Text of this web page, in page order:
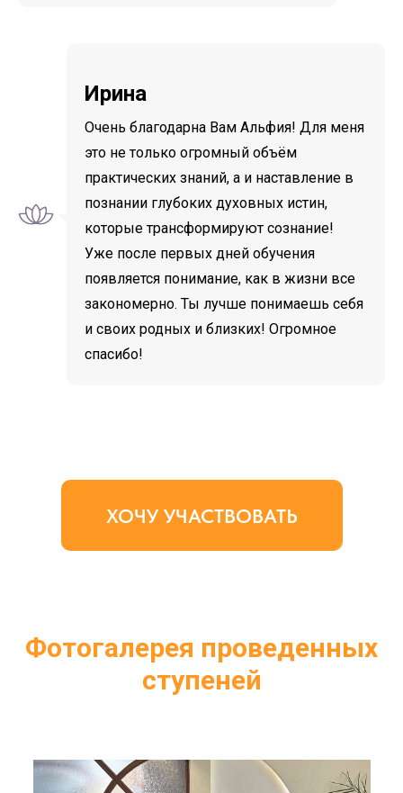
Ирина
Очень благодарна Вам Альфия! Для меня
это не только огромный объём
практических знаний, а и наставление в
познании глубоких духовных истин,
которые трансформируют сознание!
Уже после первых дней обучения
появляется понимание, как в жизни все
закономерно. Ты лучше понимаешь себя
и своих родных и близких! Огромное
спасибо!
ХОЧУ УЧАСТВОВАТЬ
Фотогалерея проведенных
ступеней